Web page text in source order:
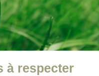
à respecter